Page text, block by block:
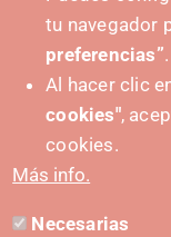
SUSTATZAILEA
tu navegador
preferencias”.
Al hacer clic
cookies",
cookies.
Más info.
Necesarias